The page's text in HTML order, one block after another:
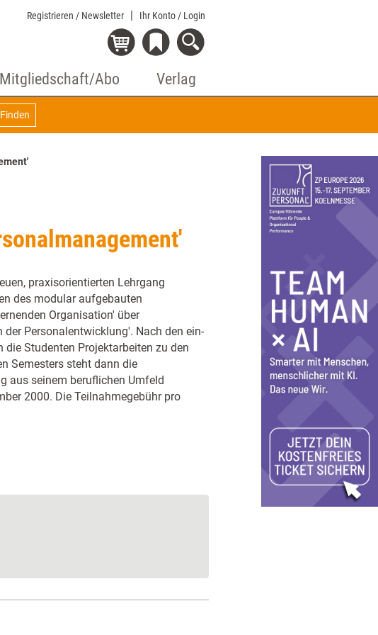
Registrieren / Newsletter Ihr Konto / Login
Mitgliedschaft/Abo Verlag
Finden
praxisorientierten Lehrgang
des modular aufgebauten
Organisation' über
Personalentwicklung'. Nach den ein-
Studenten Projektarbeiten zu den
Semesters steht dann die
aus seinem beruflichen Umfeld
2000. Die Teilnahmegebühr pro